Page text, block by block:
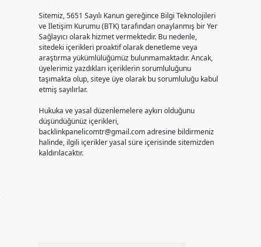
Sitemiz, 5651 Sayılı Kanun gereğince Bilgi Teknolojileri
ve İletişim Kurumu (BTK) tarafından onaylanmış bir Yer
Sağlayıcı olarak hizmet vermektedir. Bu nedenle,
sitedeki içerikleri proaktif olarak denetleme veya
araştırma yükümlülüğümüz bulunmamaktadır. Ancak,
üyelerimiz yazdıkları içeriklerin sorumluluğunu
taşımakta olup, siteye üye olarak bu sorumluluğu kabul
etmiş sayılırlar.
Hukuka ve yasal düzenlemelere aykırı olduğunu
düşündüğünüz içerikleri,
backlinkpanelicomtr@gmail.comadresine bildirmeniz
halinde, ilgili içerikler yasal süre içerisinde sitemizden
kaldırılacaktır.